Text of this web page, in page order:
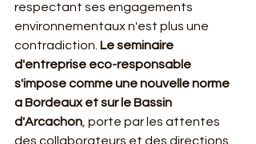
respectant ses engagements
environnementaux n'est plus une
contradiction. Le seminaire
d'entreprise eco-responsable
s'impose comme une nouvelle norme
a Bordeaux et sur le Bassin
d'Arcachon, porte par les attentes
des collaborateurs et des directions.